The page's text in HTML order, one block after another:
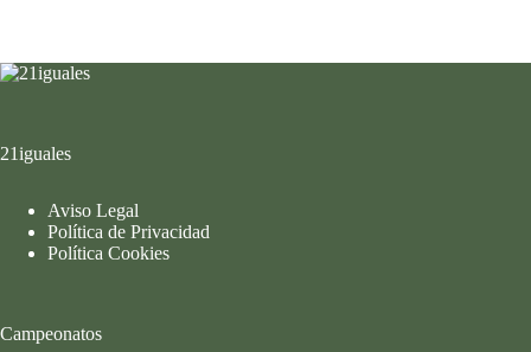
21iguales
Aviso Legal
Política de Privacidad
Política Cookies
Campeonatos